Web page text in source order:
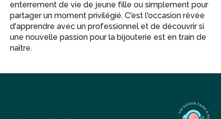
enterrement de vie de jeune fille ou simplement pour
partager un moment privilégié. C'est l'occasion rêvée
d'apprendre avec un professionnel et de découvrir si
une nouvelle passion pour la bijouterie est en train de
naître.